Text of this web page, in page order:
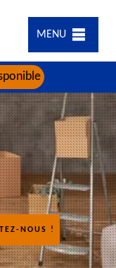
MENU
NOUS !